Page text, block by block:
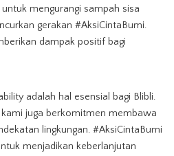
mengurangi sampah sisa
gerakan #AksiCintaBumi.
dampak positif bagi
adalah hal esensial bagi Blibli.
kami juga berkomitmen membawa
lingkungan. #AksiCintaBumi
menjadikan keberlanjutan